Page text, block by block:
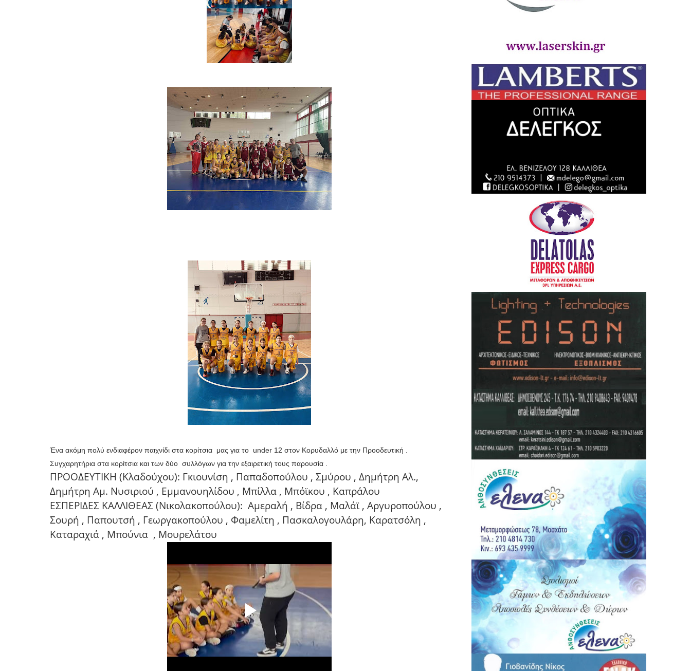
Ένα ακόμη πολύ ενδιαφέρον παιχνίδι στα κορίτσια μας για το under 12 στον Κορυδαλλό με την Προοδευτική .
Συγχαρητήρια στα κορίτσια και των δύο συλλόγων για την εξαιρετική τους παρουσία .
ΠΡΟΟΔΕΥΤΙΚΗ (Κλαδούχου): Γκιουνίση , Παπαδοπούλου , Σμύρου , Δημήτρη Αλ.,
Δημήτρη Αμ. Νυσιριού , Εμμανουηλίδου , Μπίλλα , Μπόϊκου , Καπράλου
ΕΣΠΕΡΙΔΕΣ ΚΑΛΛΙΘΕΑΣ (Νικολακοπούλου): Αμεραλή , Βίδρα , Μαλάϊ , Αργυροπούλου ,
Σουρή , Παπουτσή , Γεωργακοπούλου , Φαμελίτη , Πασκαλογουλάρη, Καρατσόλη ,
Καταραχιά , Μπούνια , Μουρελάτου